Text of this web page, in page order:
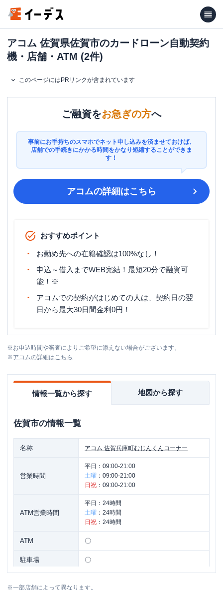
アコム 佐賀県佐賀市のカードローン自動契約
機・店舗・ATM (2件)
このページにはPRリンクが含まれています
ご融資をお急ぎの方へ
事前にお手持ちのスマホでネット申し込みを済ませておけば、
店舗での手続きにかかる時間をかなり短縮することができま
す！
アコムの詳細はこちら
おすすめポイント
お勤め先への在籍確認は100%なし！
申込～借入までWEB完結！最短20分で融資可
能！※
アコムでの契約がはじめての人は、契約日の翌
日から最大30日間金利0円！
※お申込時間や審査によりご希望に添えない場合がございます。
※アコムの詳細はこちら
情報一覧から探す 地図から探す
佐賀市の情報一覧
名称 アコム 佐賀兵庫町むじんくんコーナー
営業時間
平日： 09:00-21:00
土曜 ： 09:00-21:00
日祝 ： 09:00-21:00
ATM営業時間
平日： 24時間
土曜 ： 24時間
日祝 ： 24時間
ATM 〇
駐車場 〇
※一部店舗によって異なります。